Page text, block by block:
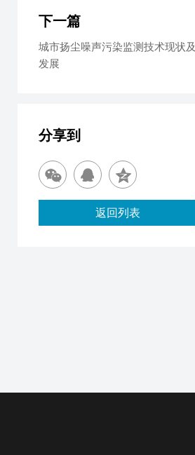
下一篇
城市扬尘噪声污染监测技术现状及
发展
分享到
返回列表